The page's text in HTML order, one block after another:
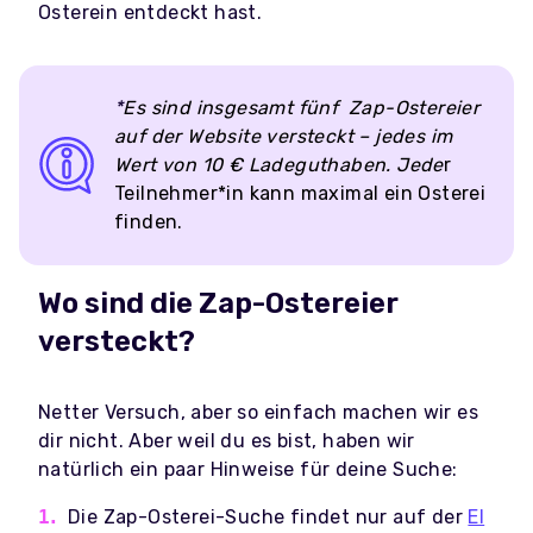
Osterein entdeckt hast.
*Es sind insgesamt fünf Zap-Ostereier
auf der Website versteckt – jedes im
Wert von 10 € Ladeguthaben. Jeder
Teilnehmer*in kann maximal ein Osterei
finden.
Wo sind die Zap-Ostereier
versteckt?
Netter Versuch, aber so einfach machen wir es
dir nicht. Aber weil du es bist, haben wir
natürlich ein paar Hinweise für deine Suche:
Die Zap-Osterei-Suche findet nur auf der El